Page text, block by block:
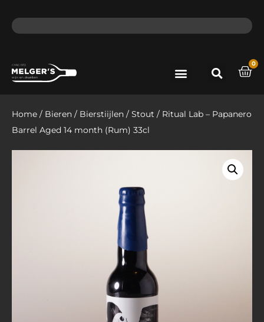
0
Home / Bieren / Bierstiijlen / Stout / Ritual Lab – Papanero
Barrel Aged 14 month (Rum) 33cl